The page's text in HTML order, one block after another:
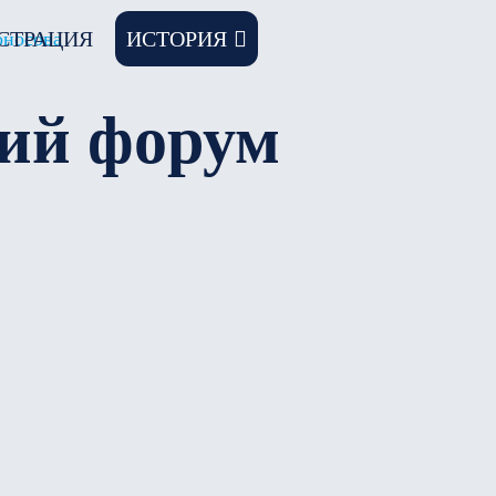
ИСТОРИЯ
форум